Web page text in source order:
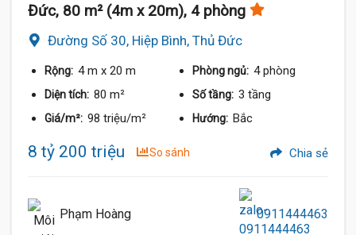
Đức, 80 m² (4m x 20m), 4 phòng
Đường Số 30, Hiệp Bình, Thủ Đức
Rộng: 4 m x 20 m Phòng ngủ: 4 phòng
Diện tích: 80 m² Số tầng: 3 tầng
Giá/m²: 98 triệu/m² Hướng: Bắc
8 tỷ 200 triệu So sánh Chia sẻ
Phạm Hoàng 0911444463